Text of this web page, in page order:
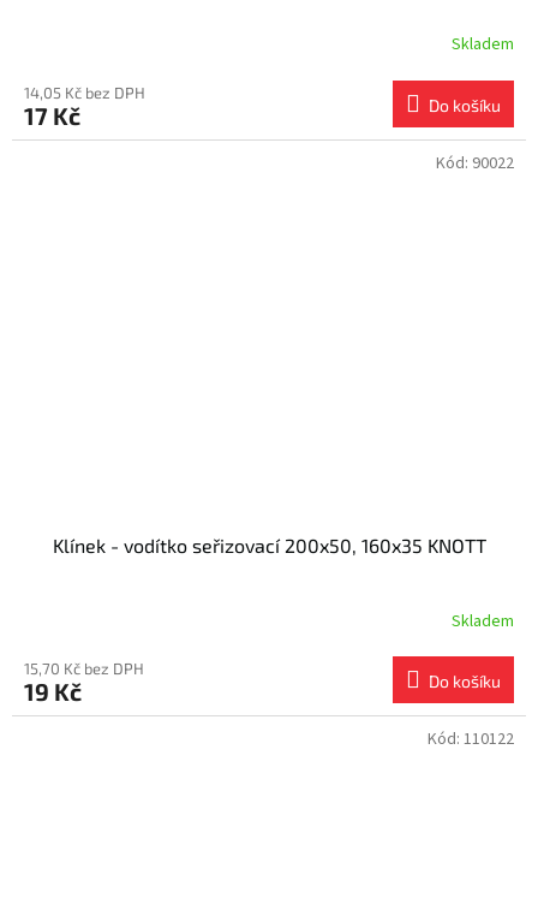
Skladem
14,05 Kč bez DPH
17 Kč Do košíku
Klínek - vodítko seřizovací 200x50, 160x35 KNOTT
Skladem
15,70 Kč bez DPH
19 Kč Do košíku
Kód: 90022
Kód: 110122